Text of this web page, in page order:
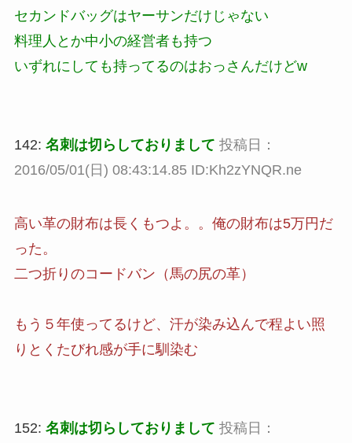
セカンドバッグはヤーサンだけじゃない
料理人とか中小の経営者も持つ
いずれにしても持ってるのはおっさんだけどw
142: 名刺は切らしておりまして 投稿日：
2016/05/01(日) 08:43:14.85 ID:Kh2zYNQR.ne
高い革の財布は長くもつよ。。俺の財布は5万円だ
った。
二つ折りのコードバン（馬の尻の革）
もう５年使ってるけど、汗が染み込んで程よい照
りとくたびれ感が手に馴染む
152: 名刺は切らしておりまして 投稿日：